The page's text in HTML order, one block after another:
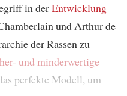
in derEntwicklung
und Arthur de
der Rassen zu
und minderwertige
perfekte Modell, um